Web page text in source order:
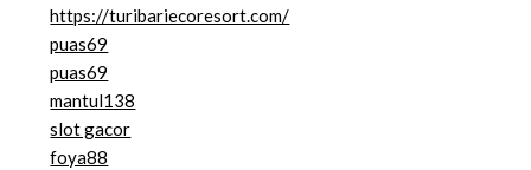
https://turibariecoresort.com/
puas69
puas69
mantul138
slot gacor
foya88